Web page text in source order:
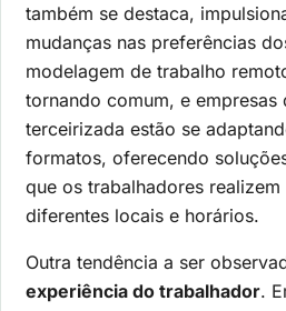
também se destaca,
mudanças nas preferências
modelagem de trabalho
tornando comum, e empresas
terceirizada estão se
formatos, oferecendo
que os trabalhadores
diferentes locais e horários.
Outra tendência a ser
experiência do trabalhador.